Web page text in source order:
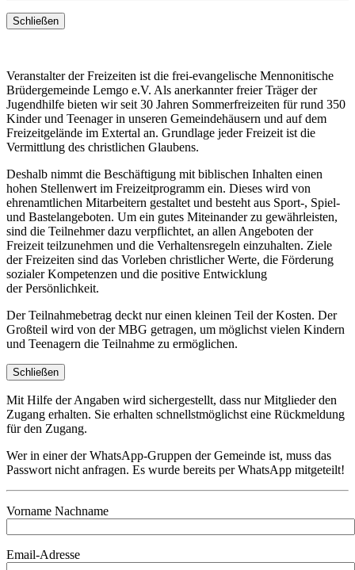
Schließen
Veranstalter der Freizeiten ist die frei-evangelische Mennonitische
Brüdergemeinde Lemgo e.V. Als anerkannter freier Träger der
Jugendhilfe bieten wir seit 30 Jahren Sommerfreizeiten für rund 350
Kinder und Teenager in unseren Gemeindehäusern und auf dem
Freizeitgelände im Extertal an. Grundlage jeder Freizeit ist die
Vermittlung des christlichen Glaubens.
Deshalb nimmt die Beschäftigung mit biblischen Inhalten einen
hohen Stellenwert im Freizeitprogramm ein. Dieses wird von
ehrenamtlichen Mitarbeitern gestaltet und besteht aus Sport-, Spiel-
und Bastelangeboten. Um ein gutes Miteinander zu gewährleisten,
sind die Teilnehmer dazu verpflichtet, an allen Angeboten der
Freizeit teilzunehmen und die Verhaltensregeln einzuhalten. Ziele
der Freizeiten sind das Vorleben christlicher Werte, die Förderung
sozialer Kompetenzen und die positive Entwicklung
der Persönlichkeit.
Der Teilnahmebetrag deckt nur einen kleinen Teil der Kosten. Der
Großteil wird von der MBG getragen, um möglichst vielen Kindern
und Teenagern die Teilnahme zu ermöglichen.
Schließen
Mit Hilfe der Angaben wird sichergestellt, dass nur Mitglieder den
Zugang erhalten. Sie erhalten schnellstmöglichst eine Rückmeldung
für den Zugang.
Wer in einer der WhatsApp-Gruppen der Gemeinde ist, muss das
Passwort nicht anfragen. Es wurde bereits per WhatsApp mitgeteilt!
Vorname Nachname
Email-Adresse